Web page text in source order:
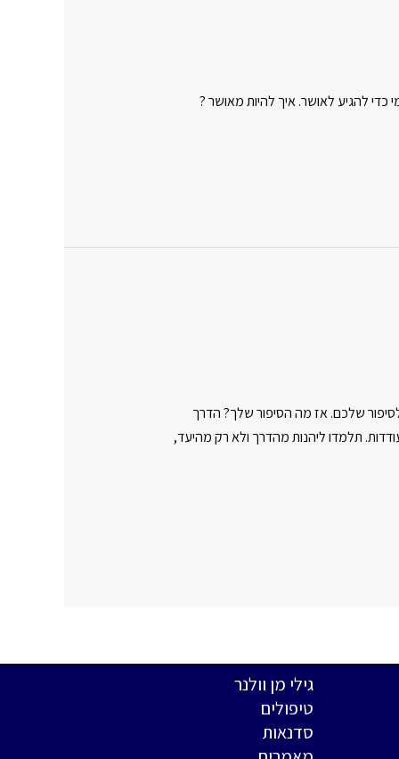
כדי להגיע לאושר. איך להיות מאושר ?
שלכם. אז מה הסיפור שלך? הדרך
תלמדו ליהנות מהדרך ולא רק מהיעד,
גילי מן וולנר
טיפולים
סדנאות